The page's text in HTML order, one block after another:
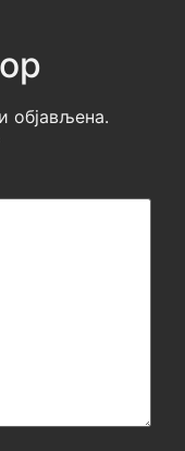
објављена.